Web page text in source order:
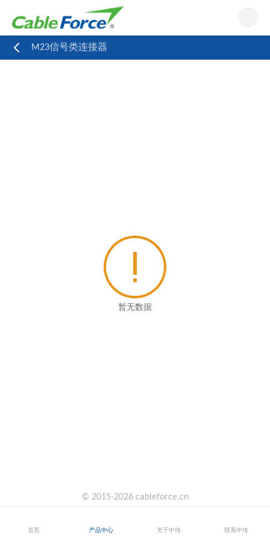
M23信号类连接器
暂无数据
© 2015-2026 cableforce.cn
首页 产品中心 关于中传 联系中传